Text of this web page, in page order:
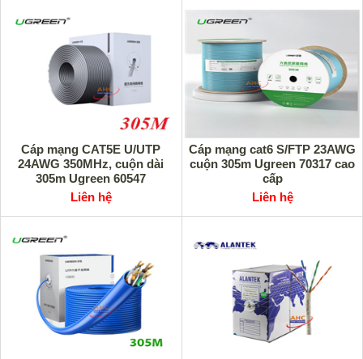
Cáp mạng CAT5E U/UTP
24AWG 350MHz, cuộn dài
305m Ugreen 60547
Liên hệ
Cáp mạng cat6 S/FTP 23AWG
cuộn 305m Ugreen 70317 cao
cấp
Liên hệ